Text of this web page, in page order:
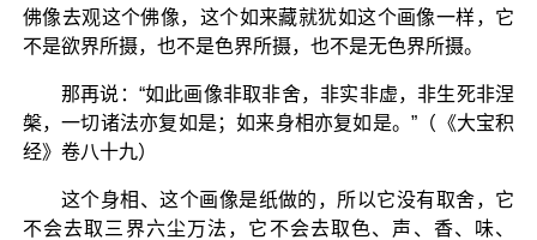
佛像去观这个佛像，这个如来藏就犹如这个画像一样，它
不是欲界所摄，也不是色界所摄，也不是无色界所摄。
那再说：“如此画像非取非舍，非实非虚，非生死非涅
槃，一切诸法亦复如是；如来身相亦复如是。”（《大宝积
经》卷八十九）
这个身相、这个画像是纸做的，所以它没有取舍，它
不会去取三界六尘万法，它不会去取色、声、香、味、